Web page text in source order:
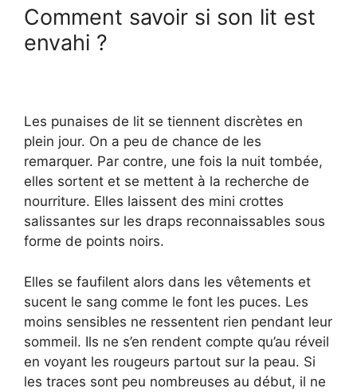
Comment savoir si son lit est
envahi ?
Les punaises de lit se tiennent discrètes en
plein jour. On a peu de chance de les
remarquer. Par contre, une fois la nuit tombée,
elles sortent et se mettent à la recherche de
nourriture. Elles laissent des mini crottes
salissantes sur les draps reconnaissables sous
forme de points noirs.
Elles se faufilent alors dans les vêtements et
sucent le sang comme le font les puces. Les
moins sensibles ne ressentent rien pendant leur
sommeil. Ils ne s’en rendent compte qu’au réveil
en voyant les rougeurs partout sur la peau. Si
les traces sont peu nombreuses au début, il ne